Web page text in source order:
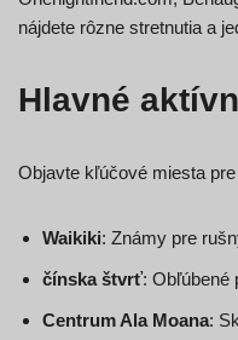
nájdete rôzne stretnutia a
Hlavné
Objavte kľúčové miesta
Waikiki: Známy pre
čínska štvrť: Obľúbené
Centrum Ala Moana: